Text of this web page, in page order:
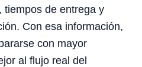
tiempos de entrega y
Con esa información,
con mayor
al flujo real del